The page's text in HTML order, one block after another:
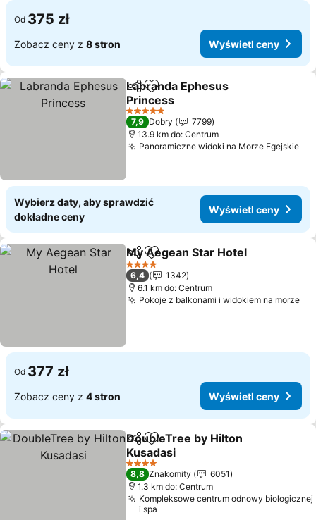
Od 375 zł
Zobacz ceny z 8 stron Wyświetl ceny
Udostępnij
Dodaj do ulubionych
Labranda Ephesus
Princess
Wyświetl ceny
5 Kategoria
7,9 Dobry
7799
13.9 km do: Centrum
Panoramiczne widoki na Morze Egejskie
Wybierz daty, aby sprawdzić
dokładne ceny
Wyświetl ceny
Udostępnij
Dodaj do ulubionych
My Aegean Star Hotel
4 Kategoria
6,4
1342
6.1 km do: Centrum
Pokoje z balkonami i widokiem na morze
Od 377 zł
Zobacz ceny z 4 stron Wyświetl ceny
Udostępnij
Dodaj do ulubionych
DoubleTree by Hilton
Kusadasi
Wyświetl ceny
4 Kategoria
8,8 Znakomity
6051
1.3 km do: Centrum
Kompleksowe centrum odnowy biologicznej
i spa